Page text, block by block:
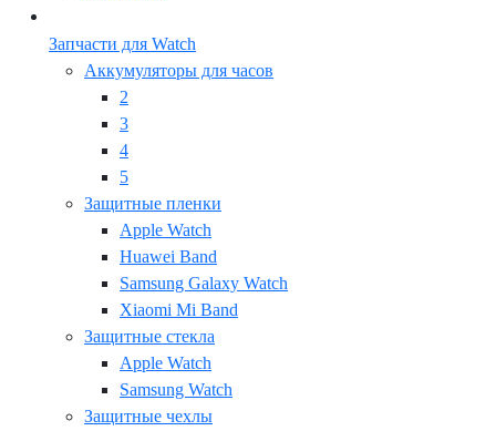
Запчасти для Watch
Аккумуляторы для часов
2
3
4
5
Защитные пленки
Apple Watch
Huawei Band
Samsung Galaxy Watch
Xiaomi Mi Band
Защитные стекла
Apple Watch
Samsung Watch
Защитные чехлы